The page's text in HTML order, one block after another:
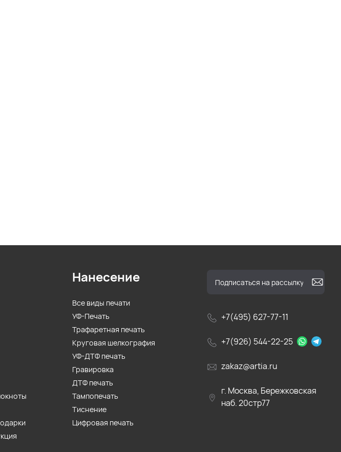
+7(495) 627-77-11
+7(926) 544-22-25
zakaz@artia.ru
г. Москва, Бережковская
наб. 20стр77
Нанесение
Все виды печати
УФ-Печать
Трафаретная печать
Круговая шелкография
УФ-ДТФ печать
Гравировка
ДТФ печать
Тампопечать
Тиснение
Цифровая печать